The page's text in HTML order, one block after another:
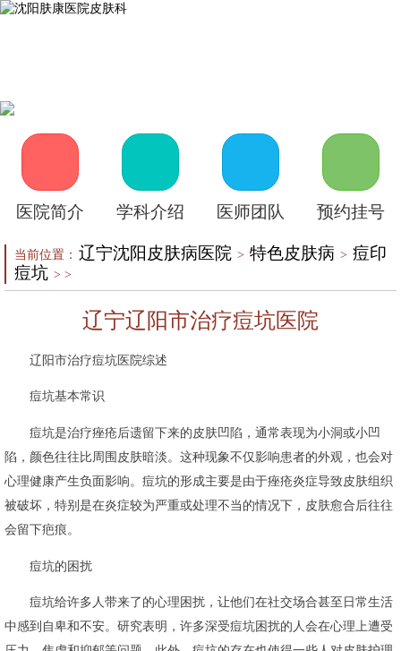
医院简介 学科介绍 医师团队 预约挂号
当前位置： 辽宁沈阳皮肤病医院 > 特色皮肤病 > 痘印
痘坑 > >
辽宁辽阳市治疗痘坑医院
辽阳市治疗痘坑医院综述
痘坑基本常识
痘坑是治疗痤疮后遗留下来的皮肤凹陷，通常表现为小洞或小凹
陷，颜色往往比周围皮肤暗淡。这种现象不仅影响患者的外观，也会对
心理健康产生负面影响。痘坑的形成主要是由于痤疮炎症导致皮肤组织
被破坏，特别是在炎症较为严重或处理不当的情况下，皮肤愈合后往往
会留下疤痕。
痘坑的困扰
痘坑给许多人带来了的心理困扰，让他们在社交场合甚至日常生活
中感到自卑和不安。研究表明，许多深受痘坑困扰的人会在心理上遭受